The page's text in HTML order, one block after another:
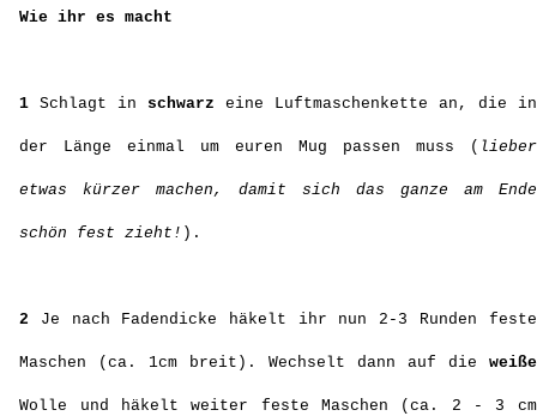
Wie ihr es macht
1 Schlagt in schwarz eine Luftmaschenkette an, die in
der Länge einmal um euren Mug passen muss ( lieber
etwas kürzer machen, damit sich das ganze am Ende
schön fest zieht! ).
2 Je nach Fadendicke häkelt ihr nun 2-3 Runden feste
Maschen (ca. 1cm breit). Wechselt dann auf die weiße
Wolle und häkelt weiter feste Maschen (ca. 2 - 3 cm